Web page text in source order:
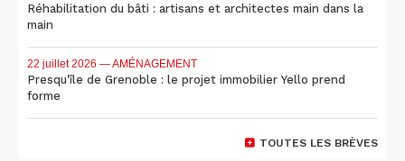
Réhabilitation du bâti : artisans et architectes main dans la
main
22 juillet 2026 — AMÉNAGEMENT
Presqu'île de Grenoble : le projet immobilier Yello prend
forme
TOUTES LES BRÈVES